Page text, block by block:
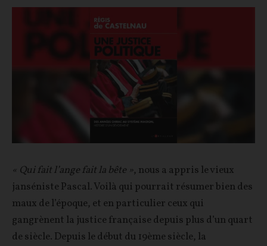
« Qui fait l’ange fait la bête », nous a appris le vieux
janséniste Pascal. Voilà qui pourrait résumer bien des
maux de l’époque, et en particulier ceux qui
gangrènent la justice française depuis plus d’un quart
de siècle. Depuis le début du 19ème siècle, la